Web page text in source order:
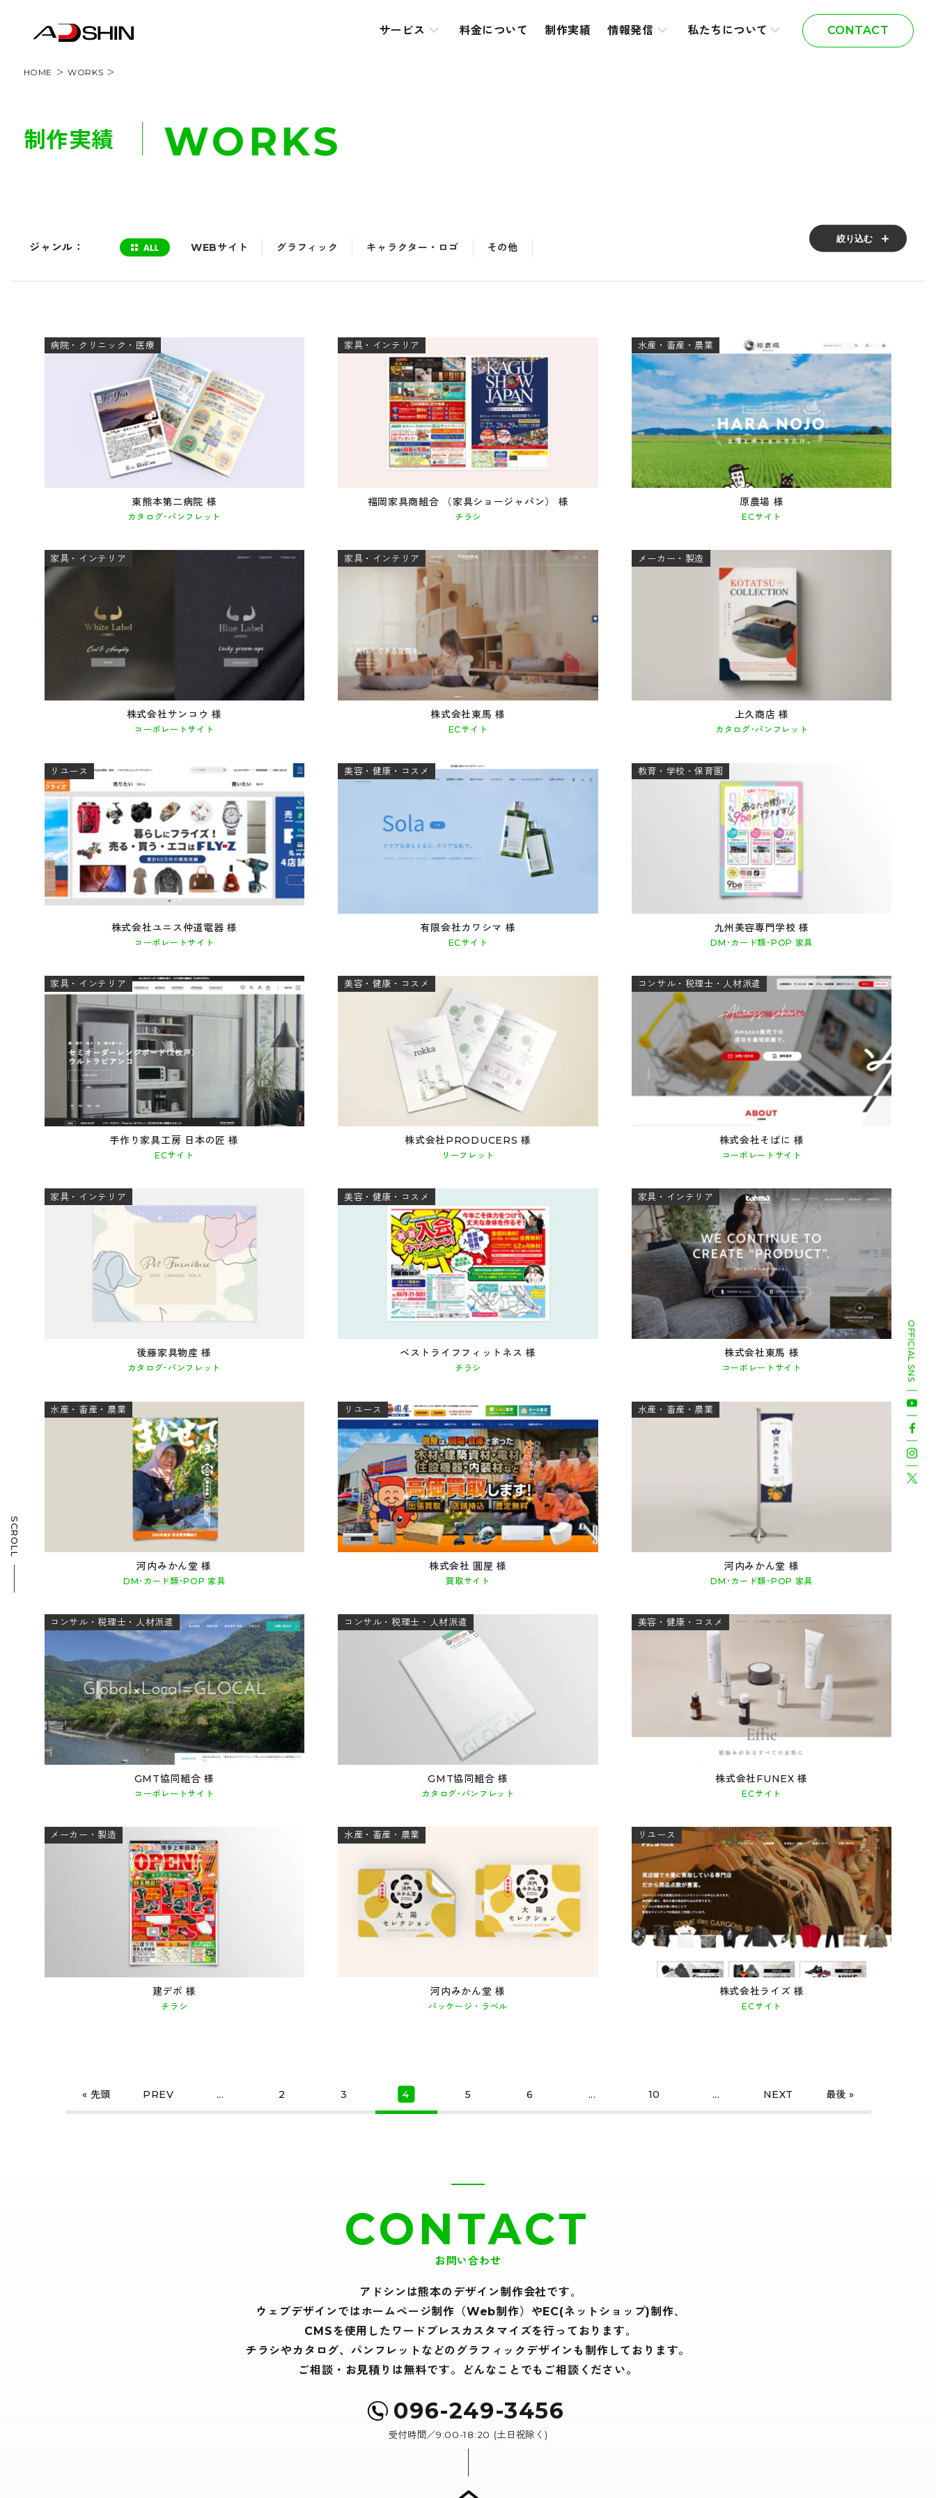
SCROLL
サービス 料金について 制作実績 情報発信 私たちについて CONTACT
OFFICIAL SNS
HOME WORKS
制作実績 WORKS
絞り込む
ジャンル： WEBサイト グラフィック キャラクター・ロゴ その他
病院・クリニック・医療
東熊本第二病院 様
カタログ･パンフレット
家具・インテリア
福岡家具商組合 （家具ショージャパン） 様
チラシ
水産・畜産・農業
原農場 様
ECサイト
家具・インテリア
株式会社サンコウ 様
コーポレートサイト
家具・インテリア
株式会社東馬 様
ECサイト
メーカー・製造
上久商店 様
カタログ･パンフレット
リユース
株式会社ユニス仲道電器 様
コーポレートサイト
美容・健康・コスメ
有限会社カワシマ 様
ECサイト
教育・学校・保育園
九州美容専門学校 様
DM･カード類･POP 家具
家具・インテリア
手作り家具工房 日本の匠 様
ECサイト
美容・健康・コスメ
株式会社PRODUCERS 様
リーフレット
コンサル・税理士・人材派遣
株式会社そばに 様
コーポレートサイト
家具・インテリア
後藤家具物産 様
カタログ･パンフレット
美容・健康・コスメ
ベストライフフィットネス 様
チラシ
家具・インテリア
株式会社東馬 様
コーポレートサイト
水産・畜産・農業
河内みかん堂 様
DM･カード類･POP 家具
リユース
株式会社 圓屋 様
買取サイト
水産・畜産・農業
河内みかん堂 様
DM･カード類･POP 家具
コンサル・税理士・人材派遣
GMT協同組合 様
コーポレートサイト
コンサル・税理士・人材派遣
GMT協同組合 様
カタログ･パンフレット
美容・健康・コスメ
株式会社FUNEX 様
ECサイト
メーカー・製造
建デポ 様
チラシ
水産・畜産・農業
河内みかん堂 様
パッケージ・ラベル
リユース
株式会社ライズ 様
ECサイト
« 先頭 PREV ... 2 3 4 5 6 ... 10 ... NEXT 最後 »
CONTACT
お問い合わせ
アドシンは熊本のデザイン制作会社です｡
ウェブデザインではホームページ制作（Web制作）やEC(ネットショップ)制作､
CMSを使用したワードプレスカスタマイズを行っております｡
チラシやカタログ、パンフレットなどの グラフィックデザインも制作しております。
ご相談・お見積りは無料です。
どんなことでもご相談ください。
096-249-3456
受付時間／9:00-18:20 (土日祝除く)